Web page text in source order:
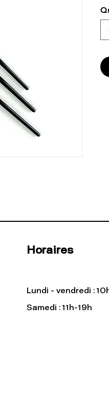
Horaires
Lundi - vendredi :
Samedi : 11h-19h